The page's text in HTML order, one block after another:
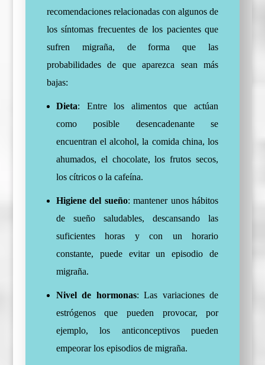
recomendaciones relacionadas con algunos de
los síntomas frecuentes de los pacientes que
sufren migraña, de forma que las
probabilidades de que aparezca sean más
bajas:
Dieta: Entre los alimentos que actúan
como posible desencadenante se
encuentran el alcohol, la comida china, los
ahumados, el chocolate, los frutos secos,
los cítricos o la cafeína.
Higiene del sueño: mantener unos hábitos
de sueño saludables, descansando las
suficientes horas y con un horario
constante, puede evitar un episodio de
migraña.
Nivel de hormonas: Las variaciones de
estrógenos que pueden provocar, por
ejemplo, los anticonceptivos pueden
empeorar los episodios de migraña.